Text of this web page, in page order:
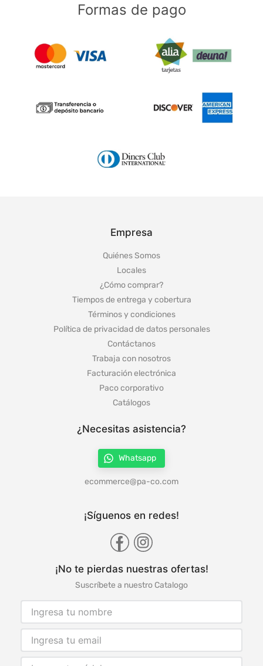
Formas de pago
Empresa
Quiénes Somos
Locales
¿Cómo comprar?
Tiempos de entrega y cobertura
Términos y condiciones
Política de privacidad de datos personales
Contáctanos
Trabaja con nosotros
Facturación electrónica
Paco corporativo
Catálogos
¿Necesitas asistencia?
Whatsapp
ecommerce@pa-co.com
¡Síguenos en redes!
¡No te pierdas nuestras ofertas!
Suscríbete a nuestro Catalogo